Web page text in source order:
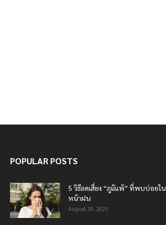
POPULAR POSTS
5 วิธีลดเสี่ยง “ภูมิแพ้” ที่พบบ่อยใน
หน้าฝน
August 18, 2023